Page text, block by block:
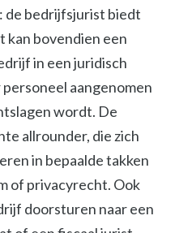
de bedrijfsjurist biedt
bovendien een
in een juridisch
aangenomen
wordt. De
allrounder, die zich
in bepaalde takken
of privacyrecht. Ook
doorsturen naar een